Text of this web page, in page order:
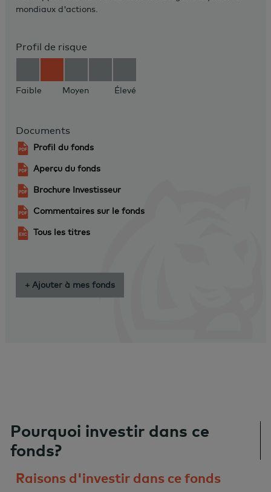
mondiaux d'actions.
Profil de risque
Faible Moyen Élevé
Documents
Profil du fonds
Aperçu du fonds
Brochure Investisseur
Commentaires sur le fonds
Tous les titres
+ Ajouter à mes fonds
Pourquoi investir dans ce
fonds?
Raisons d'investir dans ce fonds